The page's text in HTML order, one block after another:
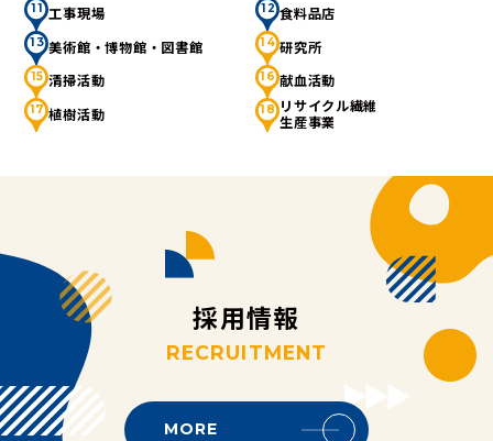
11 工事現場 12 食料品店
13 美術館・博物館・図書館 14 研究所
15 清掃活動 16 献血活動
17 植樹活動 18 リサイクル繊維
生産事業
採用情報
RECRUITMENT
MORE